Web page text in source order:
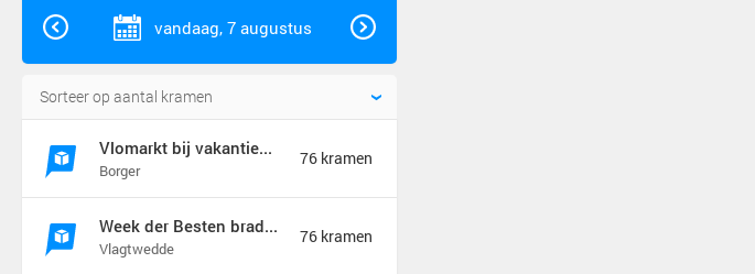
vandaag, 7 augustus
Vlomarkt bij vakantiebraderie in Borger
Borger
76 kramen
Week der Besten braderie en rommelmarkt (jaarmarkt)
Vlagtwedde
76 kramen